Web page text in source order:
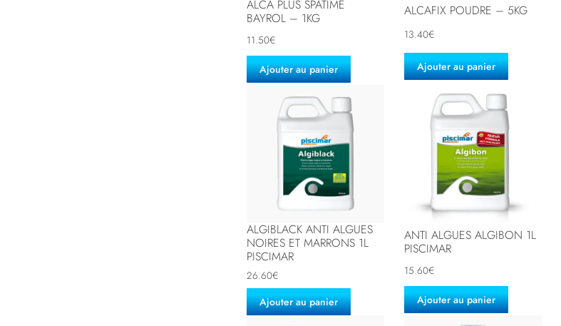
ALCA PLUS SPATIME
BAYROL – 1KG
11.50€
Ajouter au panier
ALCAFIX POUDRE – 5KG
13.40€
Ajouter au panier
ALGIBLACK ANTI ALGUES
NOIRES ET MARRONS 1L
PISCIMAR
26.60€
Ajouter au panier
ANTI ALGUES ALGIBON 1L
PISCIMAR
15.60€
Ajouter au panier